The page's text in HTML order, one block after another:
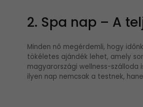
2. Spa nap – A
Minden nő megérdemli, hogy
tökéletes ajándék lehet, amely
magyarországi wellness-szálloda
ilyen nap nemcsak a testnek,